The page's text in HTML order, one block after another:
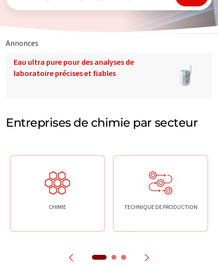
Annonces
Eau ultra pure pour des analyses de
laboratoire précises et fiables
Entreprises de chimie par secteur
CHIMIE TECHNIQUE DE PRODUCTION